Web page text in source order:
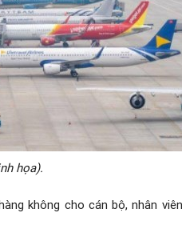
họa).
không cho cán bộ, nhân